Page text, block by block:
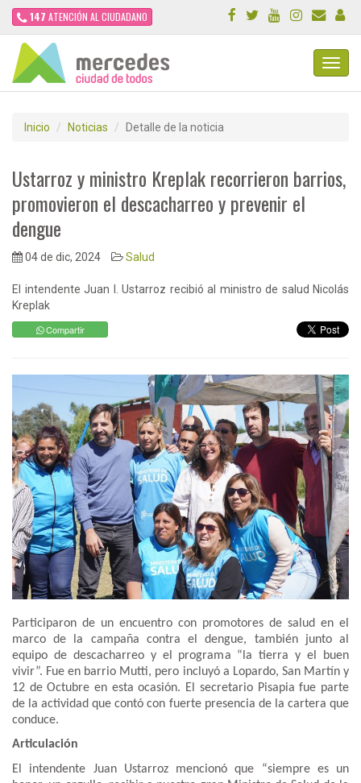
147 ATENCIÓN AL CIUDADANO
Inicio Noticias Detalle de la noticia
Ustarroz y ministro Kreplak recorrieron barrios,
promovieron el descacharreo y prevenir el
dengue
04 de dic, 2024 Salud
El intendente Juan I. Ustarroz recibió al ministro de salud Nicolás
Kreplak
Compartir
Participaron de un encuentro con promotores de salud en el
marco de la campaña contra el dengue, también junto al
equipo de descacharreo y el programa “la tierra y el buen
vivir”. Fue en barrio Mutti, pero incluyó a Lopardo, San Martín y
12 de Octubre en esta ocasión. El secretario Pisapia fue parte
de la actividad que contó con fuerte presencia de la cartera que
conduce.
Articulación
El intendente Juan Ustarroz mencionó que “siempre es un